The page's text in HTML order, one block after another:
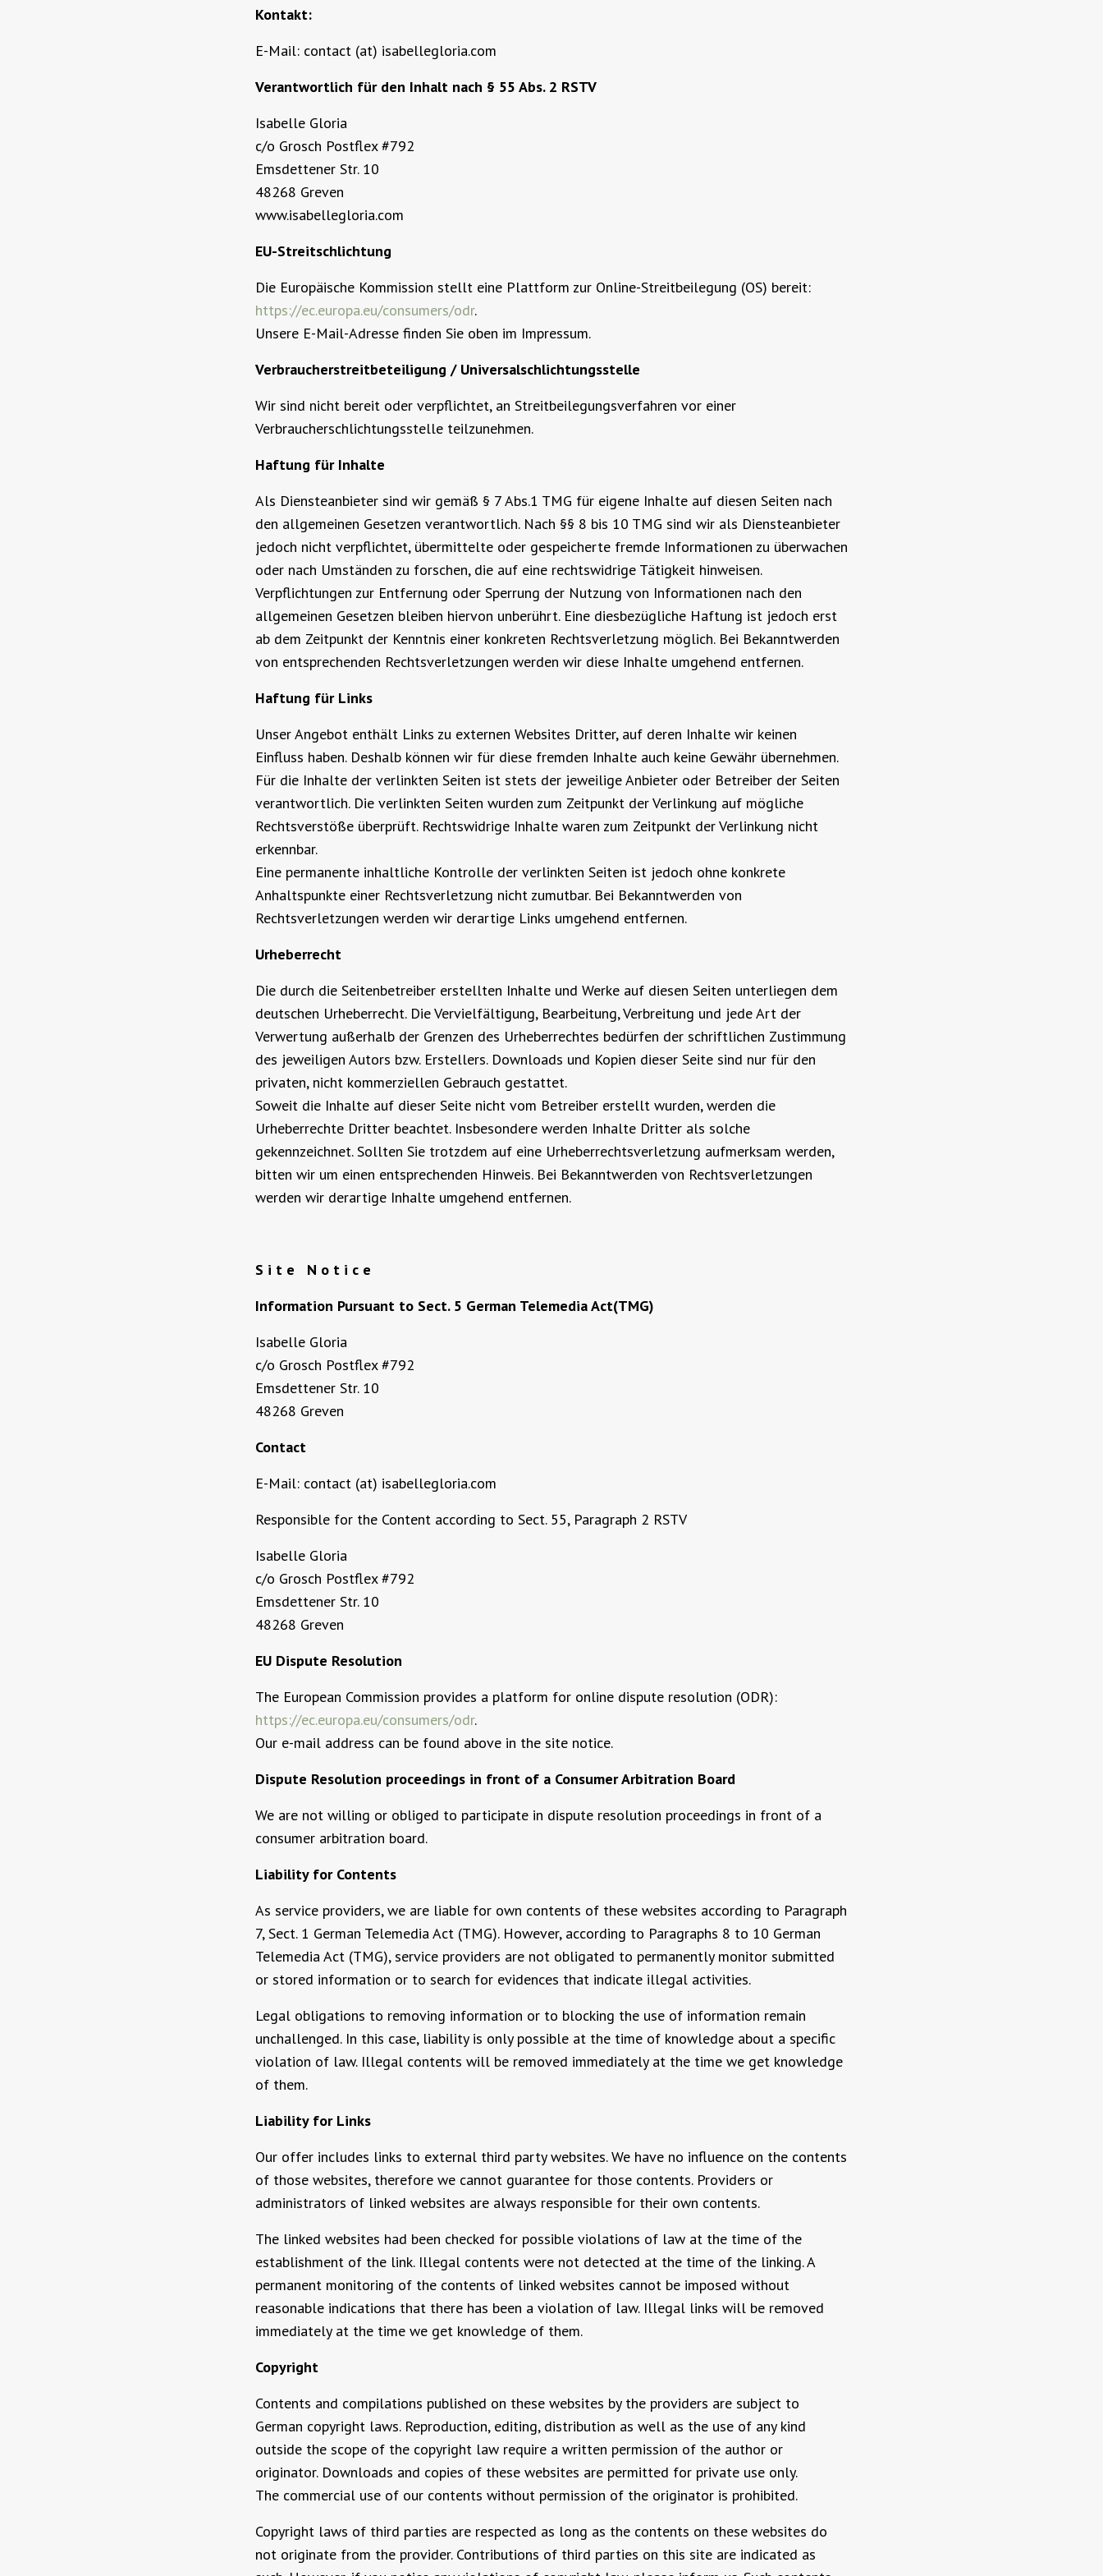
Kontakt:
E-Mail: contact (at) isabellegloria.com
Verantwortlich für den Inhalt nach § 55 Abs. 2 RSTV
Isabelle Gloria
c/o Grosch Postflex #792
Emsdettener Str. 10
48268 Greven
www.isabellegloria.com
EU-Streitschlichtung
Die Europäische Kommission stellt eine Plattform zur Online-Streitbeilegung (OS) bereit:
https://ec.europa.eu/consumers/odr.
Unsere E-Mail-Adresse finden Sie oben im Impressum.
Verbraucherstreitbeteiligung / Universalschlichtungsstelle
Wir sind nicht bereit oder verpflichtet, an Streitbeilegungsverfahren vor einer
Verbraucherschlichtungsstelle teilzunehmen.
Haftung für Inhalte
Als Diensteanbieter sind wir gemäß § 7 Abs.1 TMG für eigene Inhalte auf diesen Seiten nach
den allgemeinen Gesetzen verantwortlich. Nach §§ 8 bis 10 TMG sind wir als Diensteanbieter
jedoch nicht verpflichtet, übermittelte oder gespeicherte fremde Informationen zu überwachen
oder nach Umständen zu forschen, die auf eine rechtswidrige Tätigkeit hinweisen.
Verpflichtungen zur Entfernung oder Sperrung der Nutzung von Informationen nach den
allgemeinen Gesetzen bleiben hiervon unberührt. Eine diesbezügliche Haftung ist jedoch erst
ab dem Zeitpunkt der Kenntnis einer konkreten Rechtsverletzung möglich. Bei Bekanntwerden
von entsprechenden Rechtsverletzungen werden wir diese Inhalte umgehend entfernen.
Haftung für Links
Unser Angebot enthält Links zu externen Websites Dritter, auf deren Inhalte wir keinen
Einfluss haben. Deshalb können wir für diese fremden Inhalte auch keine Gewähr übernehmen.
Für die Inhalte der verlinkten Seiten ist stets der jeweilige Anbieter oder Betreiber der Seiten
verantwortlich. Die verlinkten Seiten wurden zum Zeitpunkt der Verlinkung auf mögliche
Rechtsverstöße überprüft. Rechtswidrige Inhalte waren zum Zeitpunkt der Verlinkung nicht
erkennbar.
Eine permanente inhaltliche Kontrolle der verlinkten Seiten ist jedoch ohne konkrete
Anhaltspunkte einer Rechtsverletzung nicht zumutbar. Bei Bekanntwerden von
Rechtsverletzungen werden wir derartige Links umgehend entfernen.
Urheberrecht
Die durch die Seitenbetreiber erstellten Inhalte und Werke auf diesen Seiten unterliegen dem
deutschen Urheberrecht. Die Vervielfältigung, Bearbeitung, Verbreitung und jede Art der
Verwertung außerhalb der Grenzen des Urheberrechtes bedürfen der schriftlichen Zustimmung
des jeweiligen Autors bzw. Erstellers. Downloads und Kopien dieser Seite sind nur für den
privaten, nicht kommerziellen Gebrauch gestattet.
Soweit die Inhalte auf dieser Seite nicht vom Betreiber erstellt wurden, werden die
Urheberrechte Dritter beachtet. Insbesondere werden Inhalte Dritter als solche
gekennzeichnet. Sollten Sie trotzdem auf eine Urheberrechtsverletzung aufmerksam werden,
bitten wir um einen entsprechenden Hinweis. Bei Bekanntwerden von Rechtsverletzungen
werden wir derartige Inhalte umgehend entfernen.
S i t e N o t i c e
Information Pursuant to Sect. 5 German Telemedia Act(TMG)
Isabelle Gloria
c/o Grosch Postflex #792
Emsdettener Str. 10
48268 Greven
Contact
E-Mail: contact (at) isabellegloria.com
Responsible for the Content according to Sect. 55, Paragraph 2 RSTV
Isabelle Gloria
c/o Grosch Postflex #792
Emsdettener Str. 10
48268 Greven
EU Dispute Resolution
The European Commission provides a platform for online dispute resolution (ODR):
https://ec.europa.eu/consumers/odr.
Our e-mail address can be found above in the site notice.
Dispute Resolution proceedings in front of a Consumer Arbitration Board
We are not willing or obliged to participate in dispute resolution proceedings in front of a
consumer arbitration board.
Liability for Contents
As service providers, we are liable for own contents of these websites according to Paragraph
7, Sect. 1 German Telemedia Act (TMG). However, according to Paragraphs 8 to 10 German
Telemedia Act (TMG), service providers are not obligated to permanently monitor submitted
or stored information or to search for evidences that indicate illegal activities.
Legal obligations to removing information or to blocking the use of information remain
unchallenged. In this case, liability is only possible at the time of knowledge about a specific
violation of law. Illegal contents will be removed immediately at the time we get knowledge
of them.
Liability for Links
Our offer includes links to external third party websites. We have no influence on the contents
of those websites, therefore we cannot guarantee for those contents. Providers or
administrators of linked websites are always responsible for their own contents.
The linked websites had been checked for possible violations of law at the time of the
establishment of the link. Illegal contents were not detected at the time of the linking. A
permanent monitoring of the contents of linked websites cannot be imposed without
reasonable indications that there has been a violation of law. Illegal links will be removed
immediately at the time we get knowledge of them.
Copyright
Contents and compilations published on these websites by the providers are subject to
German copyright laws. Reproduction, editing, distribution as well as the use of any kind
outside the scope of the copyright law require a written permission of the author or
originator. Downloads and copies of these websites are permitted for private use only.
The commercial use of our contents without permission of the originator is prohibited.
Copyright laws of third parties are respected as long as the contents on these websites do
not originate from the provider. Contributions of third parties on this site are indicated as